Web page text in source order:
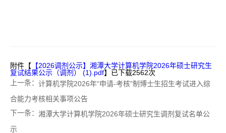
附件【 【2026调剂公示】湘潭大学计算机学院2026年硕士研究生
复试结果公示（调剂） (1).pdf】已下载2562次
上一条： 计算机学院2026年“申请-考核”制博士生招生考试进入综
合能力考核相关事项公告
下一条： 湘潭大学计算机学院2026年硕士研究生调剂复试名单公
示